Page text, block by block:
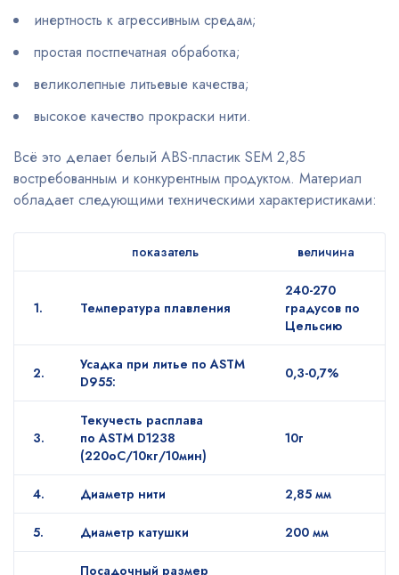
инертность к агрессивным средам;
простая постпечатная обработка;
великолепные литьевые качества;
высокое качество прокраски нити.
Всё это делает белый ABS-пластик SEM 2,85
востребованным и конкурентным продуктом. Материал
обладает следующими техническими характеристиками:
показатель величина
1. Температура плавления
240-270
градусов по
Цельсию
2.
Усадка при литье по ASTM
D955:
0,3-0,7%
3.
Текучесть расплава
по ASTM D1238
(220оC/10кг/10мин)
10г
4. Диаметр нити 2,85 мм
5. Диаметр катушки 200 мм
Посадочный размер